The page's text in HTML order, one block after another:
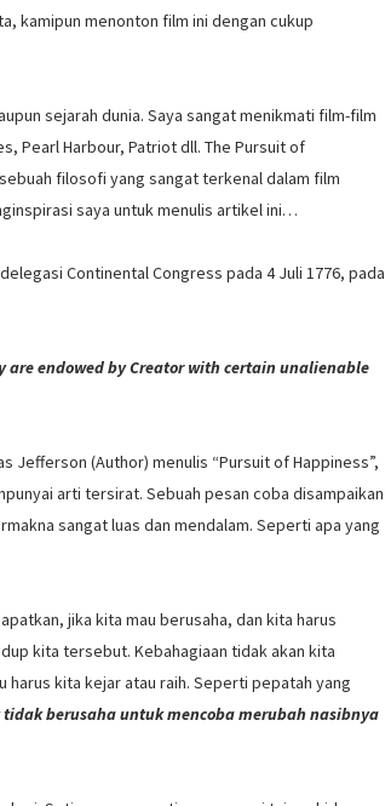
kamipun menonton film ini dengan cukup
sejarah dunia. Saya sangat menikmati film-film
Pearl Harbour, Patriot dll. The Pursuit of
filosofi yang sangat terkenal dalam film
saya untuk menulis artikel ini…
Continental Congress pada 4 Juli 1776, pada
endowed by Creator with certain unalienable
Jefferson (Author) menulis “Pursuit of Happiness”,
arti tersirat. Sebuah pesan coba disampaikan
sangat luas dan mendalam. Seperti apa yang
jika kita mau berusaha, dan kita harus
kita tersebut. Kebahagiaan tidak akan kita
harus kita kejar atau raih. Seperti pepatah yang
berusaha untuk mencoba merubah nasibnya